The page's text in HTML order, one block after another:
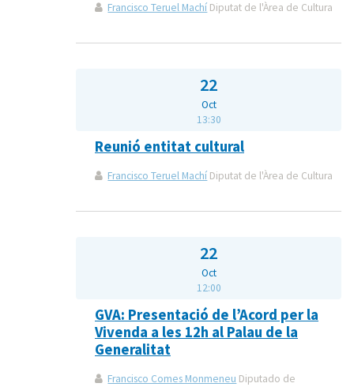
Francisco Teruel Machí Diputat de l'Àrea de Cultura
22
Oct
13:30
Reunió entitat cultural
Francisco Teruel Machí Diputat de l'Àrea de Cultura
22
Oct
12:00
GVA: Presentació de l’Acord per la
Vivenda a les 12h al Palau de la
Generalitat
Francisco Comes Monmeneu Diputado de